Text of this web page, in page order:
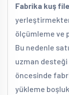
Fabrika kuş
ölçümleme ve
Bu nedenle
uzman desteği
öncesinde
yükleme